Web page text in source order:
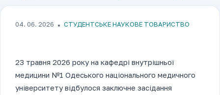
04. 06. 2026 СТУДЕНТСЬКЕ НАУКОВЕ ТОВАРИСТВО
23 травня 2026 року на кафедрі внутрішньої
медицини №1 Одеського національного медичного
університету відбулося заключне засідання